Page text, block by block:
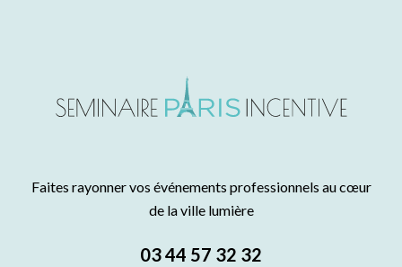
Faites rayonner vos événements professionnels au cœur
de la ville lumière
03 44 57 32 32